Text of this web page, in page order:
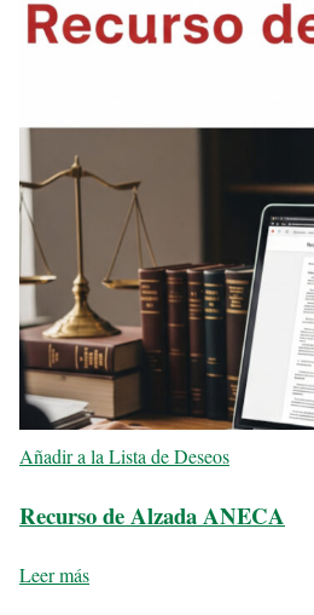
Añadir a la Lista de Deseos
Recurso de Alzada ANECA
Leer más